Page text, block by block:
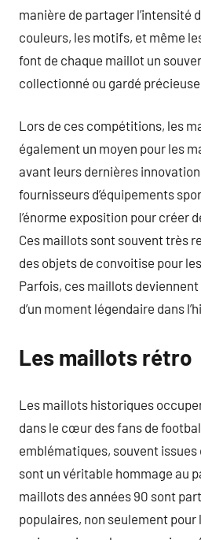
manière de partager l’intensité
couleurs, les motifs, et même
font de chaque maillot un
collectionné ou gardé
Lors de ces compétitions, les
également un moyen pour les
avant leurs dernières
fournisseurs d’équipements
l’énorme exposition pour créer
Ces maillots sont souvent très
des objets de convoitise pour
Parfois, ces maillots
d’un moment légendaire dans
Les maillots rétro
Les maillots historiques
dans le cœur des fans de
emblématiques, souvent issues
sont un véritable hommage au
maillots des années 90 sont
populaires, non seulement pour